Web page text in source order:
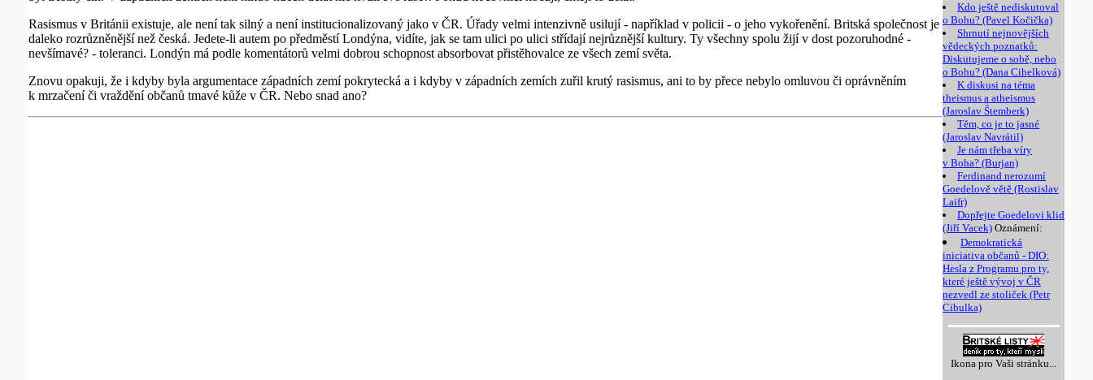
Kdo ještě nediskutoval
o Bohu? (Pavel Kočička)
Shrnutí nejnovějších
vědeckých poznatků:
Diskutujeme o sobě, nebo
o Bohu? (Dana Cihelková)
K diskusi na téma
theismus a atheismus
(Jaroslav Štemberk)
Těm, co je to jasné
(Jaroslav Navrátil)
Je nám třeba víry
v Boha? (Burjan)
Ferdinand nerozumí
Goedelově větě (Rostislav
Laifr)
Dopřejte Goedelovi klid
(Jiří Vacek) Oznámení:
Demokratická
iniciativa občanů - DIO:
Hesla z Programu pro ty,
které ještě vývoj v ČR
nezvedl ze stoliček (Petr
Cibulka)
Ikona pro Vaši stránku...
Rasismus v Británii existuje, ale není tak silný a není institucionalizovaný jako v ČR. Úřady velmi intenzivně usilují - například v policii - o jeho vykořenění. Britská společnost je
daleko rozrůzněnější než česká. Jedete-li autem po předměstí Londýna, vidíte, jak se tam ulici po ulici střídají nejrůznější kultury. Ty všechny spolu žijí v dost pozoruhodné -
nevšímavé? - toleranci. Londýn má podle komentátorů velmi dobrou schopnost absorbovat přistěhovalce ze všech zemí světa.
Znovu opakuji, že i kdyby byla argumentace západních zemí pokrytecká a i kdyby v západních zemích zuřil krutý rasismus, ani to by přece nebylo omluvou či oprávněním
k mrzačení či vraždění občanů tmavé kůže v ČR. Nebo snad ano?